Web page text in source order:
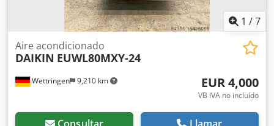
1 /7
Wettringen 9,210 km
Aire acondicionado
DAIKIN EUWL80MXY-24
EUR 4,000
VB IVA no incluído